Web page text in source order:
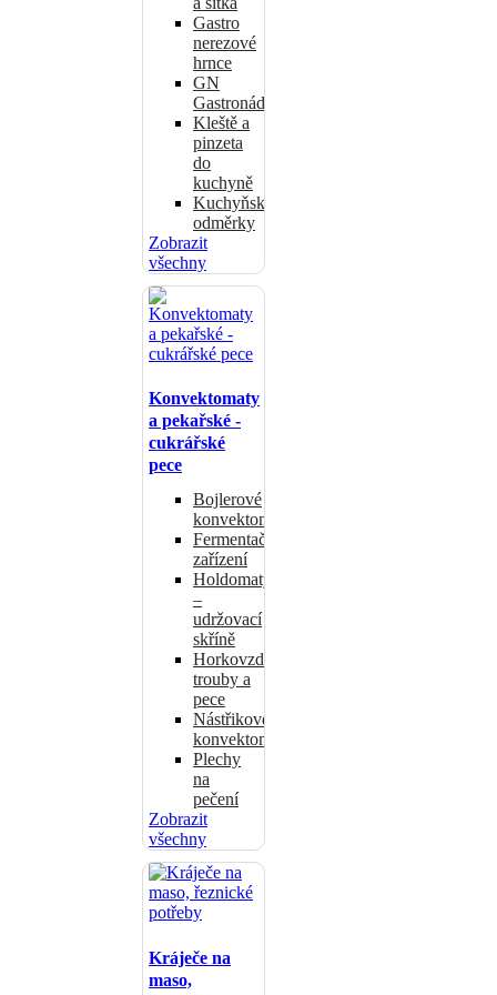
Gastro
nerezové
hrnce
GN
Gastronádoby
Kleště a
pinzeta
do
kuchyně
Kuchyňské
odměrky
Zobrazit
všechny
Konvektomaty
a pekařské -
cukrářské
pece
Bojlerové
konvektomaty
Fermentační
zařízení
Holdomaty
–
udržovací
skříně
Horkovzdušné
trouby a
pece
Nástřikové
konvektomaty
Plechy
na
pečení
Zobrazit
všechny
Kráječe na
maso,